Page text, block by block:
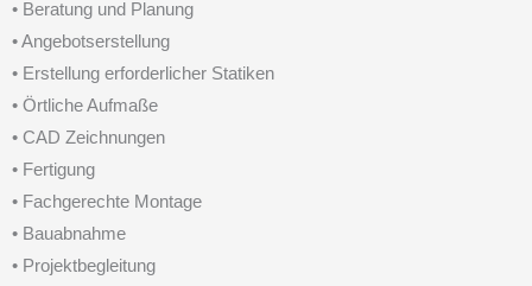
• Beratung und Planung
• Angebotserstellung
• Erstellung erforderlicher Statiken
• Örtliche Aufmaße
• CAD Zeichnungen
• Fertigung
• Fachgerechte Montage
• Bauabnahme
• Projektbegleitung